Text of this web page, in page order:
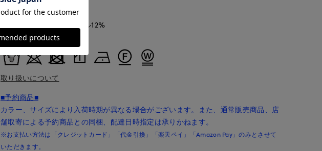
■クオリティ
レーヨン88% ポリエステル12%
■取扱い方法
取り扱いについて
■予約商品■
カラー、サイズにより入荷時期が異なる場合がございます。また、通常販売商品、店
舗取寄による予約商品との同梱、配達日時指定は承りかねます。
※お支払い方法は「クレジットカード」「代金引換」「楽天ペイ」「Amazon Pay」のみとさせて
いただきます。